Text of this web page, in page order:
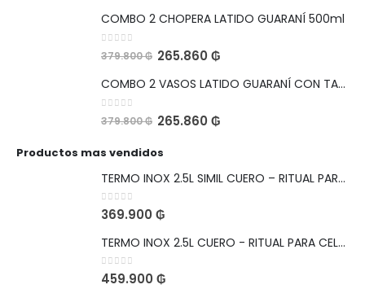
COMBO 2 CHOPERA LATIDO GUARANÍ 500ml
0 out of 5
379.800₲ 265.860 ₲
COMBO 2 VASOS LATIDO GUARANÍ CON TAPA HERMETICA Y ABRIDOR 560ml
0 out of 5
379.800₲ 265.860 ₲
Productos mas vendidos
TERMO INOX 2.5L SIMIL CUERO – RITUAL PARA CELEBRAR
0out of 5
369.900 ₲
TERMO INOX 2.5L CUERO - RITUAL PARA CELEBRAR
0out of 5
459.900 ₲